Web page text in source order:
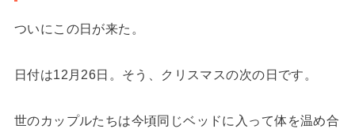
ついにこの日が来た。
日付は12月26日。そう、クリスマスの次の日です。
世のカップルたちは今頃同じベッドに入って体を温め合